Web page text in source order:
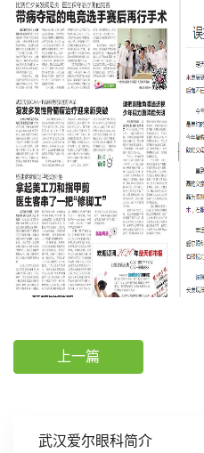
武汉爱尔眼科简介
上一篇